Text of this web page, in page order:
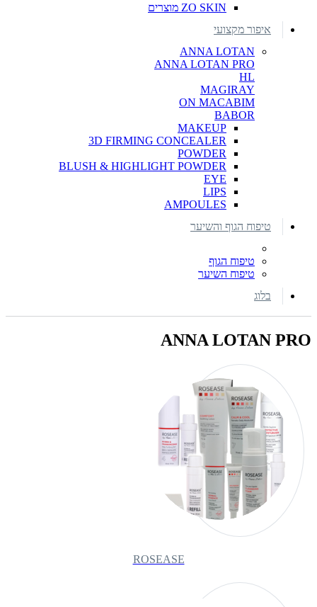
ZO SKIN מוצרים
איפור מקצועי
ANNA LOTAN
ANNA LOTAN PRO
HL
MAGIRAY
ON MACABIM
BABOR
MAKEUP
3D FIRMING CONCEALER
POWDER
BLUSH & HIGHLIGHT POWDER
EYE
LIPS
AMPOULES
טיפוח הגוף והשיער
טיפוח הגוף
טיפוח השיער
בלוג
ANNA LOTAN PRO
ROSEASE